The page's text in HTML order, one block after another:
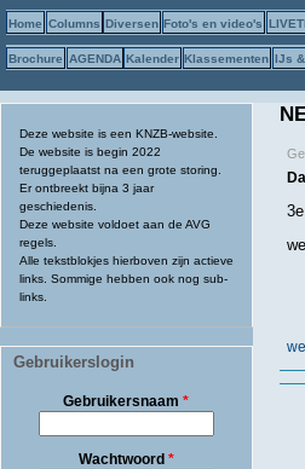
Home Columns Diversen Foto's en video's
Brochure AGENDA Kalender Klassementen IJs
Deze website is een KNZB-website.
De website is begin 2022
teruggeplaatst na een grote storing.
Er ontbreekt bijna 3 jaar
geschiedenis.
Deze website voldoet aan de AVG
regels.
Alle tekstblokjes hierboven zijn actieve
links. Sommige hebben ook nog sub-
links.
Gebruikerslogin
Gebruikersnaam*
Wachtwoord *